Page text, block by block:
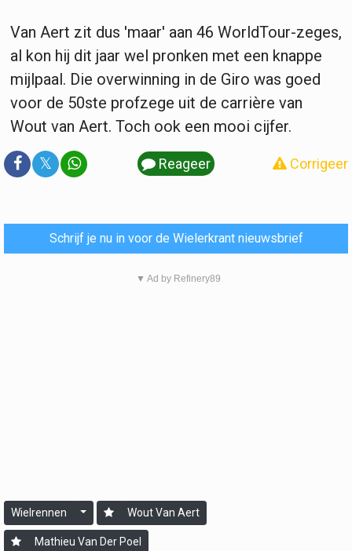
Van Aert zit dus 'maar' aan 46 WorldTour-zeges,
al kon hij dit jaar wel pronken met een knappe
mijlpaal. Die overwinning in de Giro was goed
voor de 50ste profzege uit de carrière van
Wout van Aert. Toch ook een mooi cijfer.
𝕏 Reageer Corrigeer
Schrijf je nu in voor de Wielerkrant nieuwsbrief
▼ Ad by Refinery89
Wielrennen Wout Van Aert
Mathieu Van Der Poel